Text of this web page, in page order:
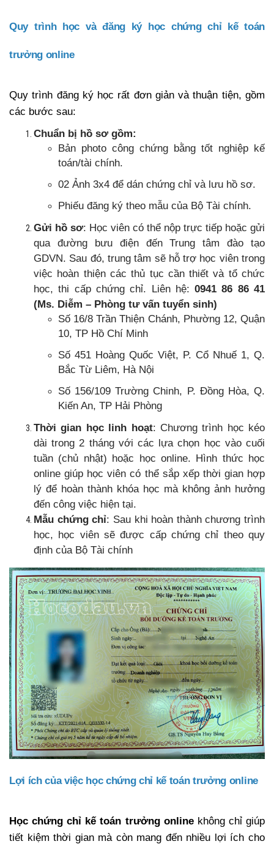
Quy trình học và đăng ký học chứng chỉ kế toán
trưởng online
Quy trình đăng ký học rất đơn giản và thuận tiện, gồm
các bước sau:
Chuẩn bị hồ sơ gồm:
Bản photo công chứng bằng tốt nghiệp kế
toán/tài chính.
02 Ảnh 3x4 để dán chứng chỉ và lưu hồ sơ.
Phiếu đăng ký theo mẫu của Bộ Tài chính.
Gửi hồ sơ: Học viên có thể nộp trực tiếp hoặc gửi
qua đường bưu điện đến Trung tâm đào tạo
GDVN. Sau đó, trung tâm sẽ hỗ trợ học viên trong
việc hoàn thiện các thủ tục cần thiết và tổ chức
học, thi cấp chứng chỉ. Liên hệ:0941 86 86 41
(Ms. Diễm – Phòng tư vấn tuyển sinh)
Số 16/8 Trần Thiện Chánh, Phường 12, Quận
10, TP Hồ Chí Minh
Số 451 Hoàng Quốc Việt, P. Cổ Nhuế 1, Q.
Bắc Từ Liêm, Hà Nội
Số 156/109 Trường Chinh, P. Đồng Hòa, Q.
Kiến An, TP Hải Phòng
Thời gian học linh hoạt: Chương trình học kéo
dài trong 2 tháng với các lựa chọn học vào cuối
tuần (chủ nhật) hoặc học online. Hình thức học
online giúp học viên có thể sắp xếp thời gian hợp
lý để hoàn thành khóa học mà không ảnh hưởng
đến công việc hiện tại.
Mẫu chứng chỉ: Sau khi hoàn thành chương trình
học, học viên sẽ được cấp chứng chỉ theo quy
định của Bộ Tài chính
Lợi ích của việc học chứng chỉ kế toán trưởng online
Học chứng chỉ kế toán trưởng onlinekhông chỉ giúp
tiết kiệm thời gian mà còn mang đến nhiều lợi ích cho